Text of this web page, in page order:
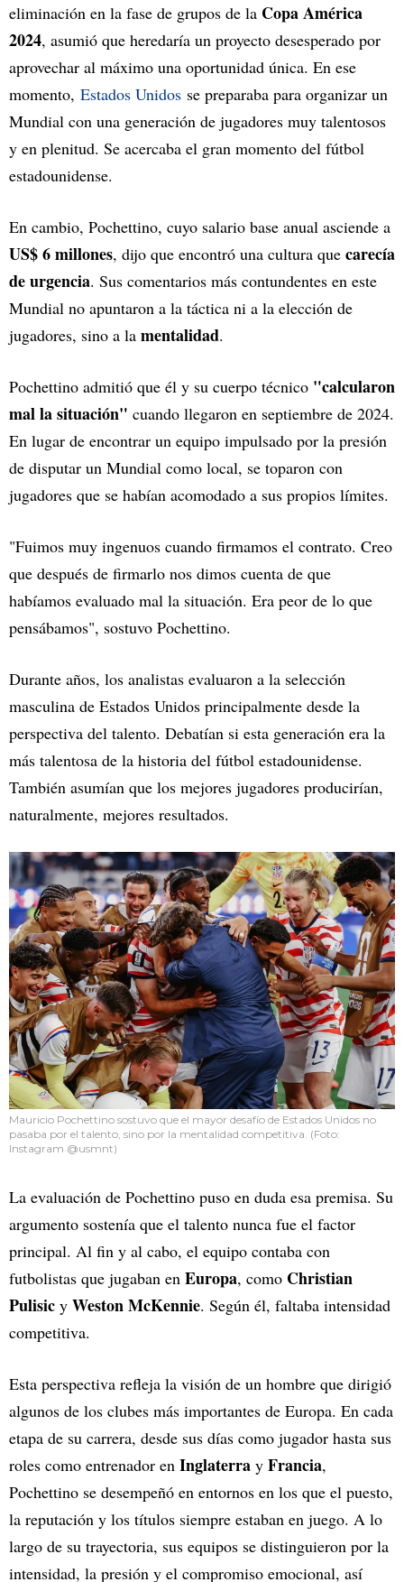
eliminación en la fase de grupos de la Copa América
2024, asumió que heredaría un proyecto desesperado por
aprovechar al máximo una oportunidad única. En ese
momento, Estados Unidos se preparaba para organizar un
Mundial con una generación de jugadores muy talentosos
y en plenitud. Se acercaba el gran momento del fútbol
estadounidense.
En cambio, Pochettino, cuyo salario base anual asciende a
US$ 6 millones, dijo que encontró una cultura que carecía
de urgencia. Sus comentarios más contundentes en este
Mundial no apuntaron a la táctica ni a la elección de
jugadores, sino a la mentalidad.
Pochettino admitió que él y su cuerpo técnico "calcularon
mal la situación" cuando llegaron en septiembre de 2024.
En lugar de encontrar un equipo impulsado por la presión
de disputar un Mundial como local, se toparon con
jugadores que se habían acomodado a sus propios límites.
"Fuimos muy ingenuos cuando firmamos el contrato. Creo
que después de firmarlo nos dimos cuenta de que
habíamos evaluado mal la situación. Era peor de lo que
pensábamos", sostuvo Pochettino.
Durante años, los analistas evaluaron a la selección
masculina de Estados Unidos principalmente desde la
perspectiva del talento. Debatían si esta generación era la
más talentosa de la historia del fútbol estadounidense.
También asumían que los mejores jugadores producirían,
naturalmente, mejores resultados.
Mauricio Pochettino sostuvo que el mayor desafío de Estados Unidos no
pasaba por el talento, sino por la mentalidad competitiva. (Foto:
Instagram @usmnt)
La evaluación de Pochettino puso en duda esa premisa. Su
argumento sostenía que el talento nunca fue el factor
principal. Al fin y al cabo, el equipo contaba con
futbolistas que jugaban en Europa, como Christian
Pulisic y Weston McKennie. Según él, faltaba intensidad
competitiva.
Esta perspectiva refleja la visión de un hombre que dirigió
algunos de los clubes más importantes de Europa. En cada
etapa de su carrera, desde sus días como jugador hasta sus
roles como entrenador en Inglaterra y Francia,
Pochettino se desempeñó en entornos en los que el puesto,
la reputación y los títulos siempre estaban en juego. A lo
largo de su trayectoria, sus equipos se distinguieron por la
intensidad, la presión y el compromiso emocional, así